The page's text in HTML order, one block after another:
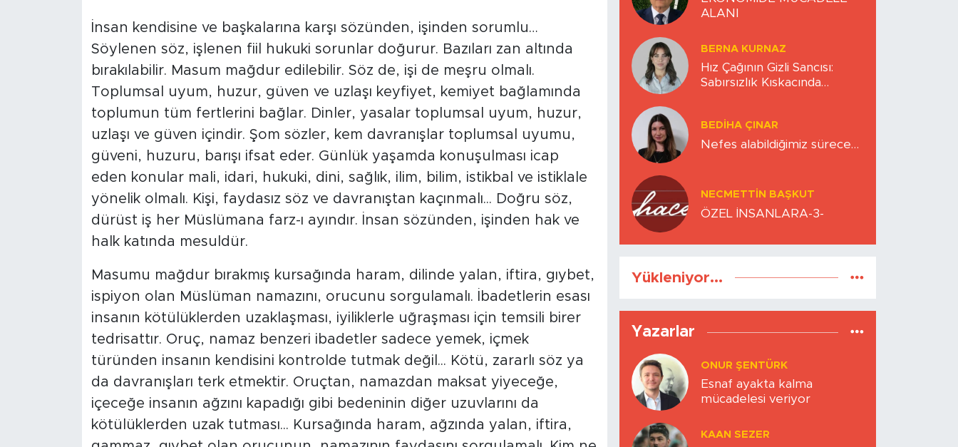
İnsan kendisine ve başkalarına karşı sözünden, işinden sorumlu…
Söylenen söz, işlenen fiil hukuki sorunlar doğurur. Bazıları zan altında
bırakılabilir. Masum mağdur edilebilir. Söz de, işi de meşru olmalı.
Toplumsal uyum, huzur, güven ve uzlaşı keyfiyet, kemiyet bağlamında
toplumun tüm fertlerini bağlar. Dinler, yasalar toplumsal uyum, huzur,
uzlaşı ve güven içindir. Şom sözler, kem davranışlar toplumsal uyumu,
güveni, huzuru, barışı ifsat eder. Günlük yaşamda konuşulması icap
eden konular mali, idari, hukuki, dini, sağlık, ilim, bilim, istikbal ve istiklale
yönelik olmalı. Kişi, faydasız söz ve davranıştan kaçınmalı... Doğru söz,
dürüst iş her Müslümana farz-ı ayındır. İnsan sözünden, işinden hak ve
halk katında mesuldür.
Masumu mağdur bırakmış kursağında haram, dilinde yalan, iftira, gıybet,
ispiyon olan Müslüman namazını, orucunu sorgulamalı. İbadetlerin esası
insanın kötülüklerden uzaklaşması, iyiliklerle uğraşması için temsili birer
tedrisattır. Oruç, namaz benzeri ibadetler sadece yemek, içmek
türünden insanın kendisini kontrolde tutmak değil... Kötü, zararlı söz ya
da davranışları terk etmektir. Oruçtan, namazdan maksat yiyeceğe,
içeceğe insanın ağzını kapadığı gibi bedeninin diğer uzuvlarını da
kötülüklerden uzak tutması... Kursağında haram, ağzında yalan, iftira,
ALANI
BERNA KURNAZ
Hız Çağının Gizli Sancısı:
Sabırsızlık Kıskacında
BEDIHA ÇINAR
Nefes alabildiğimiz sürece…
NECMETTIN BAŞKUT
ÖZEL İNSANLARA-3-
Yükleniyor...
Yazarlar
ONUR ŞENTÜRK
Esnaf ayakta kalma
mücadelesi veriyor
KAAN SEZER